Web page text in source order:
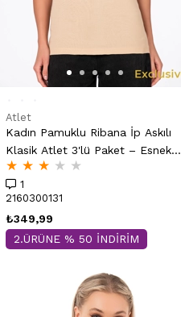
Atlet
Kadın Pamuklu Ribana İp Askılı
Klasik Atlet 3'lü Paket – Esnek &
Rahat | Ten K0107
★ ★ ★ ★ ★
1
2160300131
₺349,99
2.ÜRÜNE % 50 İNDİRİM